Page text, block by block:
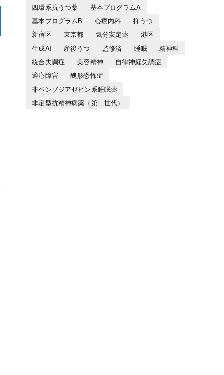
四環系抗うつ薬
基本プログラムA
基本プログラムB
心療内科
抑うつ
新宿区
東京都 気分安定薬
港区
生成AI
産後うつ 監修済 睡眠
精神科
統合失調症
美容精神
自律神経失調症
適応障害
醜形恐怖症
非ベンゾジアゼピン系睡眠薬
非定型抗精神病薬（第二世代）